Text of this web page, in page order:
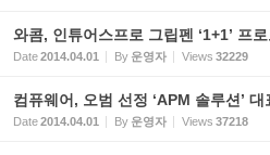
와콤, 인튜어스프로 그립펜 ‘1+1’ 프로
Date2014.04.01 By 운영자 Views 32229
컴퓨웨어, 오범 선정 ‘APM 솔루션’ 대
Date2014.04.01 By 운영자 Views 37218